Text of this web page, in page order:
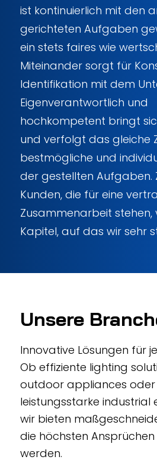
ist kontinuierlich mit den
gerichteten Aufgaben
ein stets faires wie
Miteinander sorgt für
Identifikation mit dem
Eigenverantwortlich und
hochkompetent bringt
und verfolgt das gleiche
bestmögliche und
der gestellten Aufgaben.
Kunden, die für eine
Zusammenarbeit stehen,
Kapitel, auf das wir sehr
Unsere
Innovative Lösungen für
Ob effiziente lighting
outdoor appliances oder
leistungsstarke industrial
wir bieten
die höchsten
werden.